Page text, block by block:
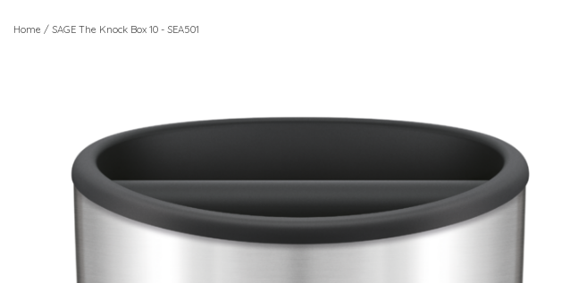
Home / SAGE The Knock Box 10 - SEA501